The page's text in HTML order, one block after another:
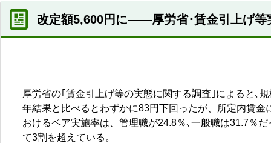
改定額5,600円に――厚労省･賃金引上げ等
厚労省の｢賃金引上げ等の実態に関する調査｣によると､
年結果と比べるとわずかに83円下回ったが、所定内賃
おけるベア実施率は、管理職が24.8％､一般職は31.7％
て3割を超えている。